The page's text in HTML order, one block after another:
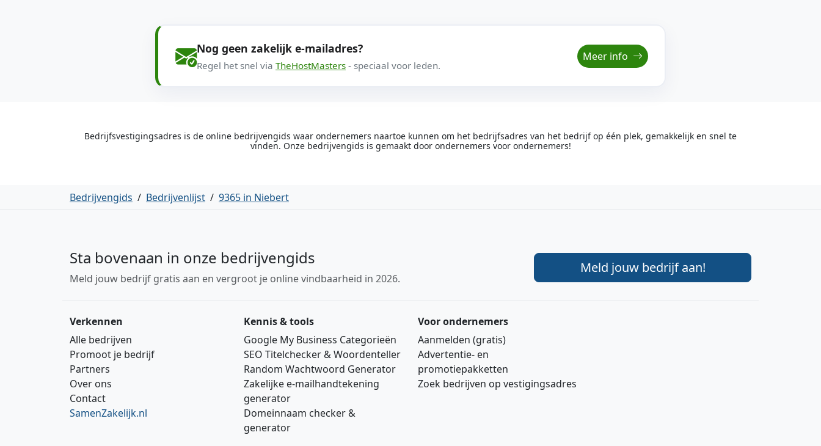
Nog geen zakelijk e-mailadres?
Regel het snel via TheHostMasters - speciaal voor leden.
Meer info
Bedrijfsvestigingsadres is de online bedrijvengids waar ondernemers naartoe kunnen om het bedrijfsadres van het bedrijf op één plek, gemakkelijk en snel te
vinden. Onze bedrijvengids is gemaakt door ondernemers voor ondernemers!
Bedrijvengids / Bedrijvenlijst / 9365 in Niebert
Sta bovenaan in onze bedrijvengids
Meld jouw bedrijf gratis aan en vergroot je online vindbaarheid in 2026.
Meld jouw bedrijf aan!
Verkennen
Alle bedrijven
Promoot je bedrijf
Partners
Over ons
Contact
SamenZakelijk.nl
Kennis & tools
Google My Business Categorieën
SEO Titelchecker & Woordenteller
Random Wachtwoord Generator
Zakelijke e‑mailhandtekening
generator
Domeinnaam checker &
generator
Voor ondernemers
Aanmelden (gratis)
Advertentie‑ en
promotiepakketten
Zoek bedrijven op vestigingsadres